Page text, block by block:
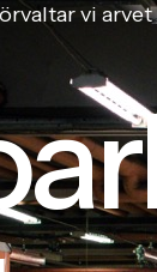
vi arvet